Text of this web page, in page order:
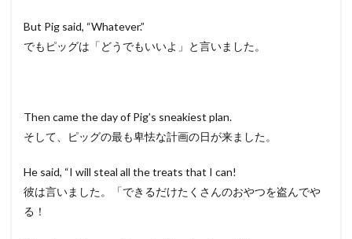
But Pig said, “Whatever.”
でもピッグは「どうでもいいよ」と言いました。
Then came the day of Pig’s sneakiest plan.
そして、ピッグの最も卑怯な計画の日が来ました。
He said, “I will steal all the treats that I can!
彼は言いました。「できるだけたくさんのおやつを盗んでや
る！